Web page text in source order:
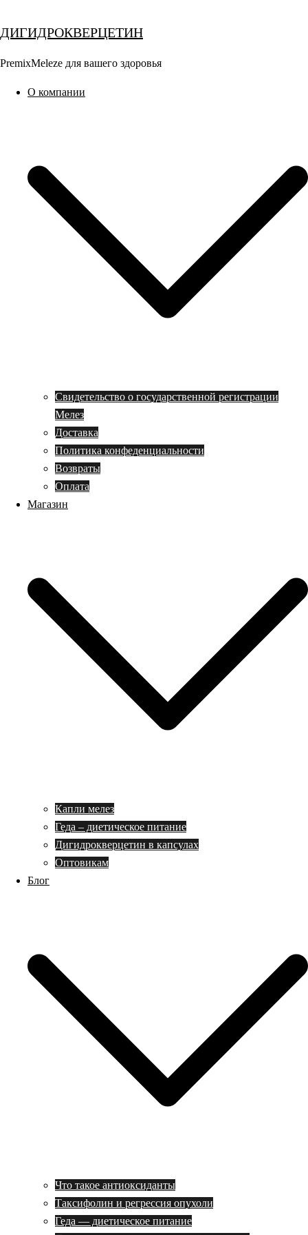
к
содержимому
ДИГИДРОКВЕРЦЕТИН
PremixMeleze для вашего здоровья
О компании
Свидетельство о государственной регистрации
Мелез
Доставка
Политика конфеденциальности
Возвраты
Оплата
Магазин
Капли мелез
Геда – диетическое питание
Дигидрокверцетин в капсулах
Оптовикам
Блог
Что такое антиоксиданты
Таксифолин и регрессия опухоли
Геда — диетическое питание